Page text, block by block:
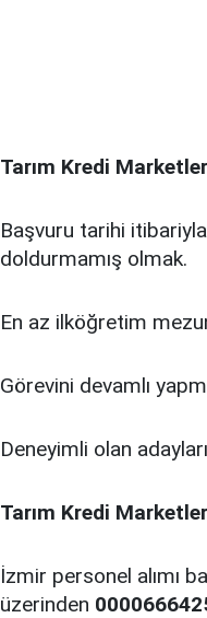
Tarım Kredi
Başvuru tarihi itibariyla
doldurmamış olmak.
En az ilköğretim
Görevini devamlı
Deneyimli olan
Tarım Kredi
İzmir personel alımı
üzerinden